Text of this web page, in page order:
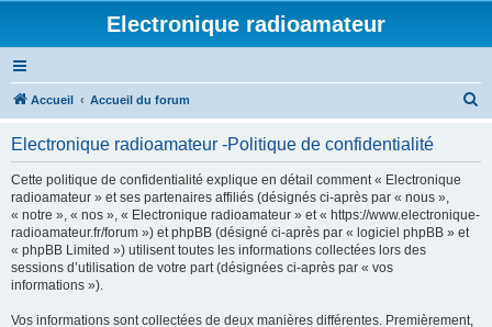
Electronique radioamateur
Accueil Accueil du forum
Electronique radioamateur -Politique de confidentialité
Cette politique de confidentialité explique en détail comment « Electronique
radioamateur » et ses partenaires affiliés (désignés ci-après par « nous »,
« notre », « nos », « Electronique radioamateur » et « https://www.electronique-
radioamateur.fr/forum ») et phpBB (désigné ci-après par « logiciel phpBB » et
« phpBB Limited ») utilisent toutes les informations collectées lors des
sessions d’utilisation de votre part (désignées ci-après par « vos
informations »).
Vos informations sont collectées de deux manières différentes. Premièrement,